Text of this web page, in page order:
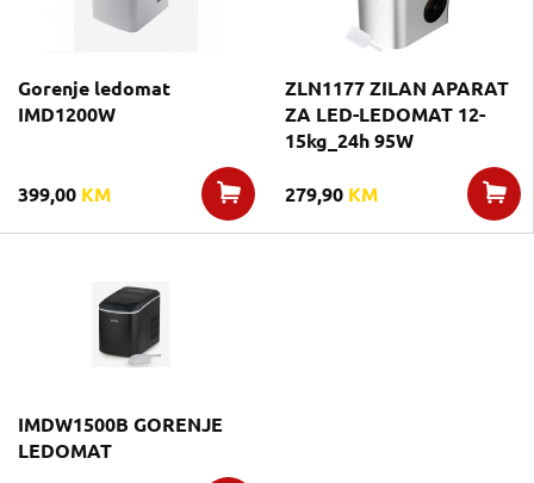
Gorenje ledomat
IMD1200W
399,00 KM
ZLN1177 ZILAN APARAT
ZA LED-LEDOMAT 12-
15kg_24h 95W
279,90 KM
IMDW1500B GORENJE
LEDOMAT